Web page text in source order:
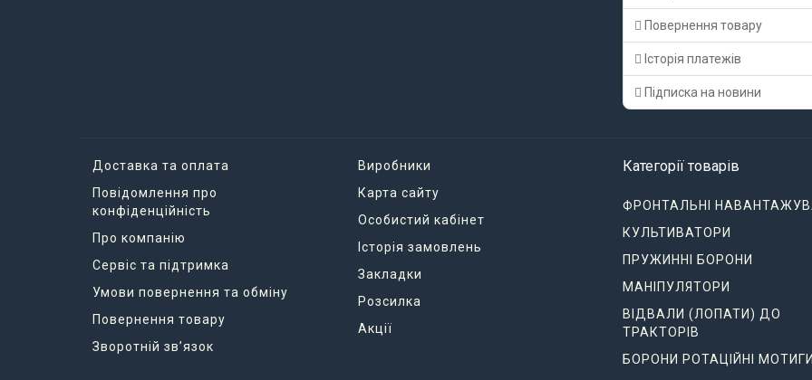
Повернення товару
Історія платежів
Підписка на новини
Доставка та оплата
Повідомлення про
конфіденційність
Про компанію
Сервіс та підтримка
Умови повернення та обміну
Повернення товару
Зворотній зв’язок
Виробники
Карта сайту
Особистий кабінет
Історія замовлень
Закладки
Розсилка
Акції
Категорії товарів
ФРОНТАЛЬНІ
КУЛЬТИВАТОРИ
ПРУЖИННІ БОРОНИ
МАНІПУЛЯТОРИ
ВІДВАЛИ (ЛОПАТИ) ДО
ТРАКТОРІВ
БОРОНИ РОТАЦІЙНІ